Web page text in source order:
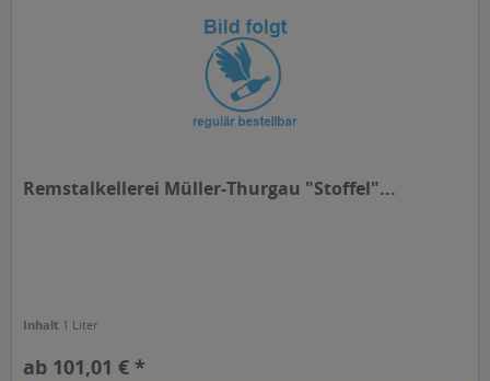
Remstalkellerei Müller-Thurgau "Stoffel"...
Inhalt 1 Liter
ab 101,01 € *